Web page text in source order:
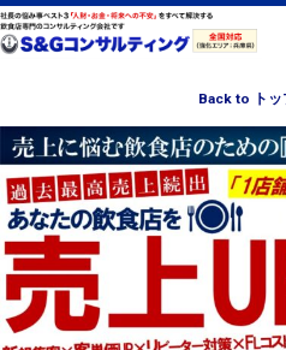
Back to トッ